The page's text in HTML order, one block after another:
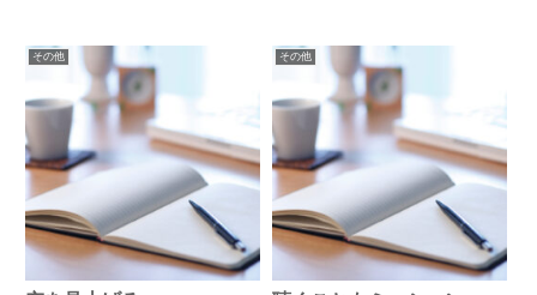
その他 その他